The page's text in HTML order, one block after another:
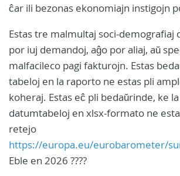
ĉar ili bezonas ekonomiajn instigojn
Estas tre malmultaj soci-demografiaj
por iuj demandoj, aĝo por aliaj, aŭ
malfacileco pagi fakturojn. Estas
tabeloj en la raporto ne estas pli
koheraj. Estas eĉ pli bedaŭrinde, ke
datumtabeloj en xlsx-formato ne
retejo
https://europa.eu/eurobarometer/
Eble en 2026 ????